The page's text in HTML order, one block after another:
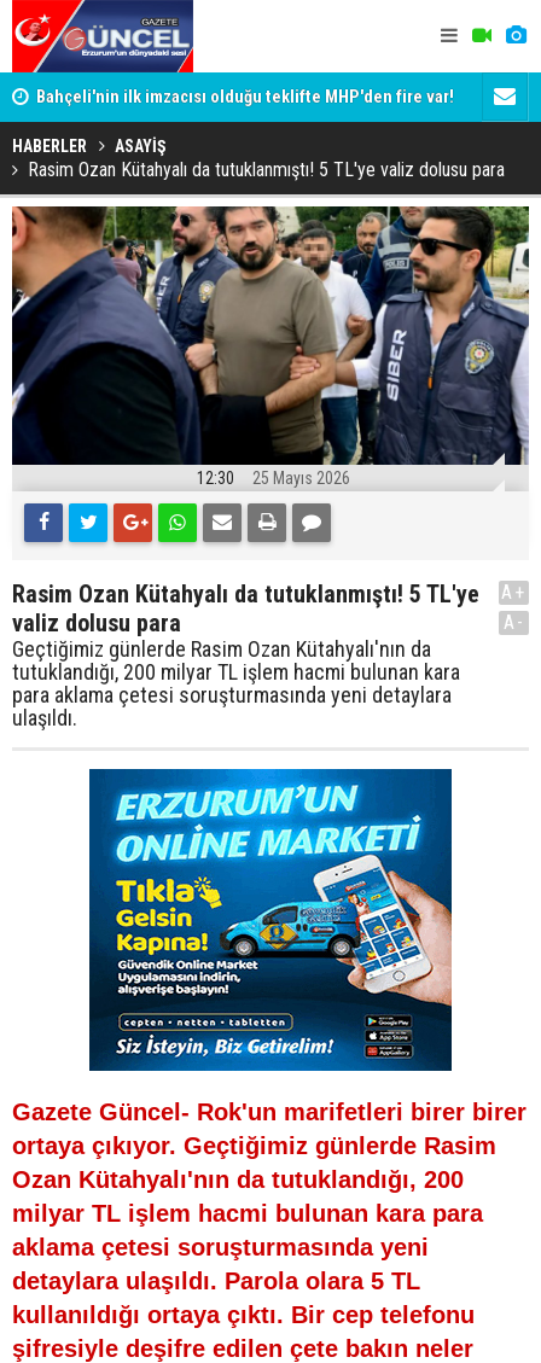
Bahçeli'nin ilk imzacısı olduğu teklifte MHP'den fire var!
İşte imzalamayan o isim
Siyaset-Sermaye Çizgisinde Haklılığın Resmi: Selami
Altınok ve Kirli İlişkiler Ağı
ADALET
HABERLER ASAYİŞ
Rasim Ozan Kütahyalı da tutuklanmıştı! 5 TL'ye valiz dolusu para
12:30 25 Mayıs 2026
Rasim Ozan Kütahyalı da tutuklanmıştı! 5 TL'ye
valiz dolusu para
Geçtiğimiz günlerde Rasim Ozan Kütahyalı'nın da
tutuklandığı, 200 milyar TL işlem hacmi bulunan kara
para aklama çetesi soruşturmasında yeni detaylara
ulaşıldı.
A+
A-
Gazete Güncel- Rok'un marifetleri birer birer
ortaya çıkıyor. Geçtiğimiz günlerde Rasim
Ozan Kütahyalı'nın da tutuklandığı, 200
milyar TL işlem hacmi bulunan kara para
aklama çetesi soruşturmasında yeni
detaylara ulaşıldı. Parola olara 5 TL
kullanıldığı ortaya çıktı. Bir cep telefonu
şifresiyle deşifre edilen çete bakın neler